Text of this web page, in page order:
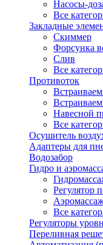
Насосы-
Все
Закладные
Скиммер
Форсунка
Слив
Все
Противоток
Навесной
Все
Осушитель
Адаптеры для
Водозабор
Гидро и
Регулятор
Все
Регуляторы
Переливная